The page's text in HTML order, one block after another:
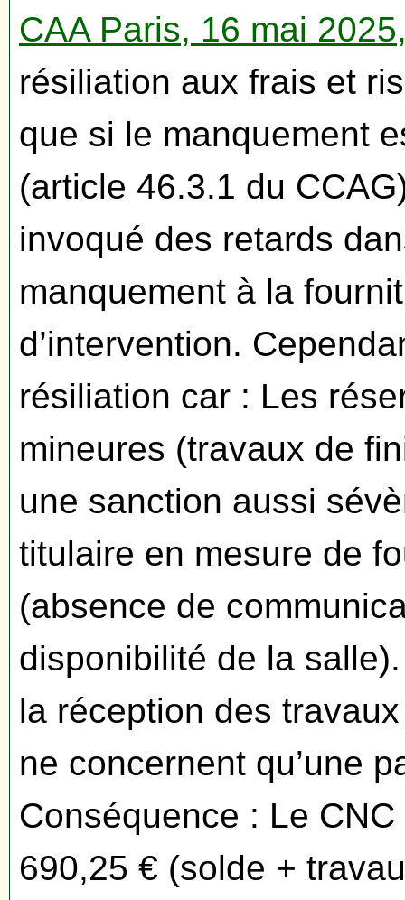
CAA Paris, 16 mai
résiliation aux frais et
que si le manquement
(article 46.3.1 du
invoqué des retards
manquement à la
d’intervention.
résiliation car : Les
mineures (travaux de
une sanction aussi
titulaire en mesure de
(absence de
disponibilité de la
la réception des
ne concernent qu’une
Conséquence : Le
690,25 € (solde +